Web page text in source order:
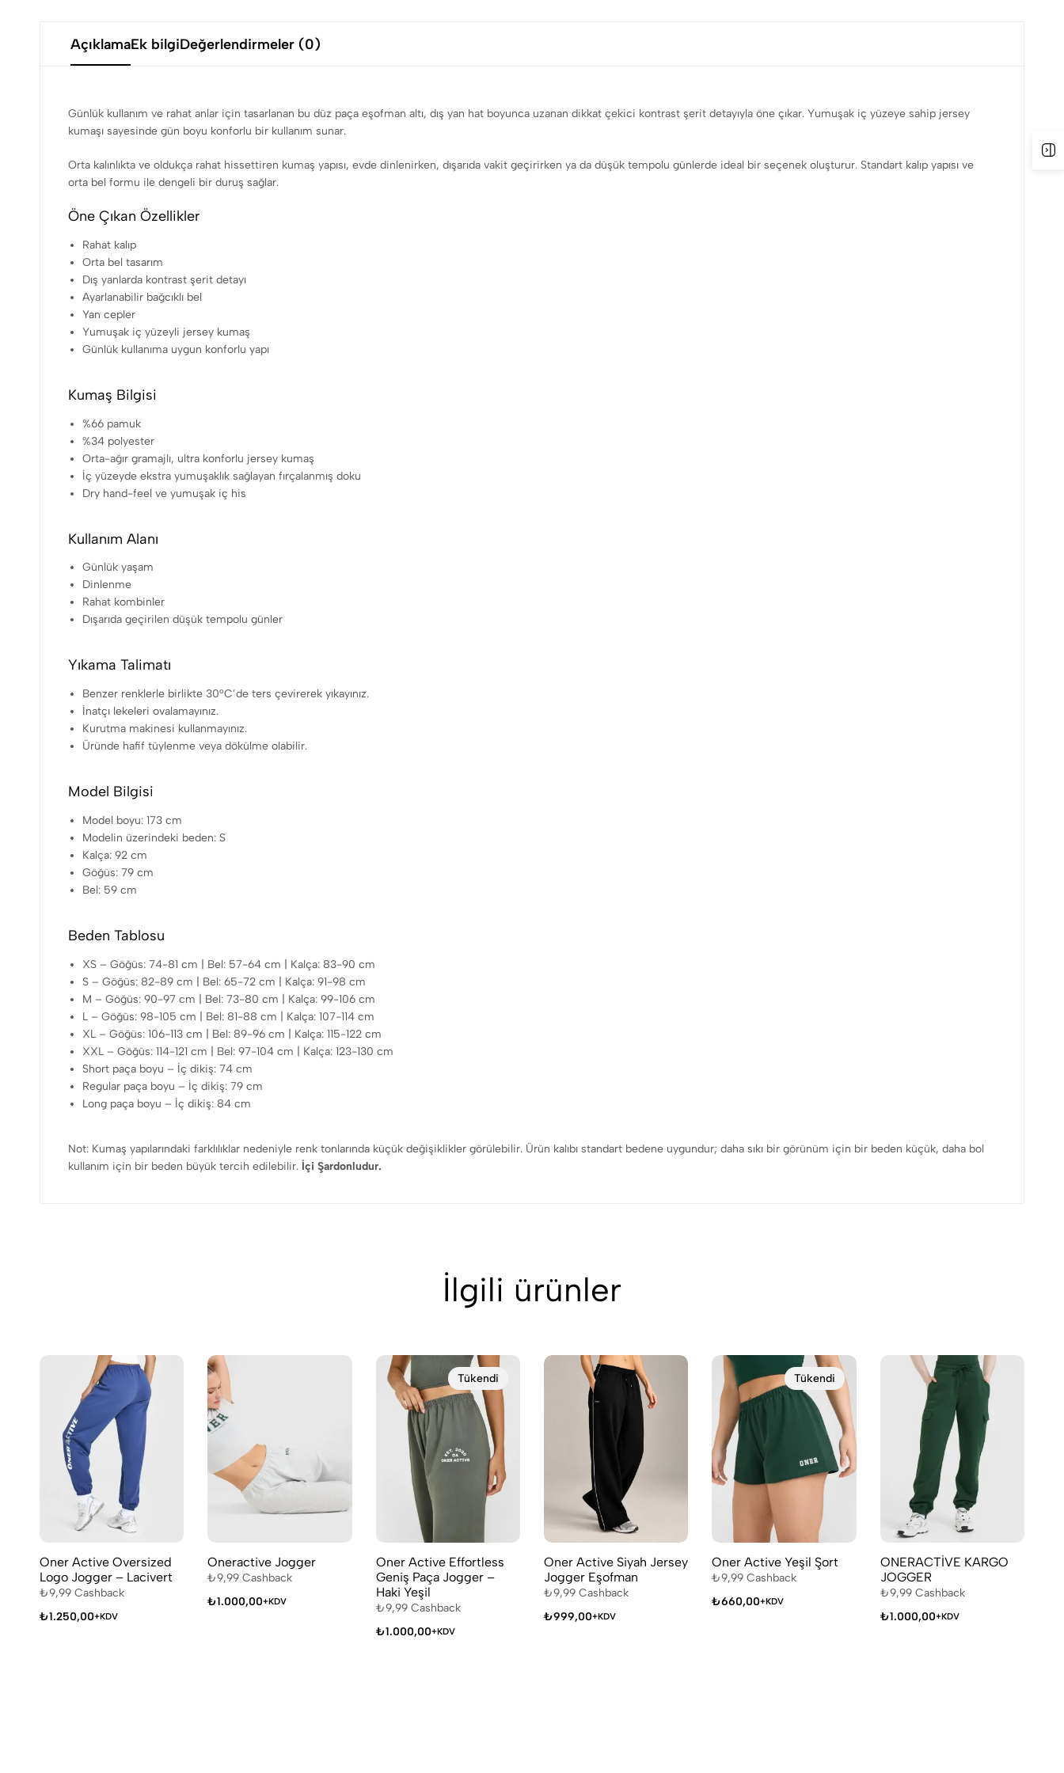
AçıklamaEk bilgiDeğerlendirmeler (0)
Günlük kullanım ve rahat anlar için tasarlanan bu düz paça eşofman altı, dış yan hat boyunca uzanan dikkat çekici kontrast şerit detayıyla öne çıkar. Yumuşak iç yüzeye sahip jersey
kumaşı sayesinde gün boyu konforlu bir kullanım sunar.
Orta kalınlıkta ve oldukça rahat hissettiren kumaş yapısı, evde dinlenirken, dışarıda vakit geçirirken ya da düşük tempolu günlerde ideal bir seçenek oluşturur. Standart kalıp yapısı ve
orta bel formu ile dengeli bir duruş sağlar.
Öne Çıkan Özellikler
Rahat kalıp
Orta bel tasarım
Dış yanlarda kontrast şerit detayı
Ayarlanabilir bağcıklı bel
Yan cepler
Yumuşak iç yüzeyli jersey kumaş
Günlük kullanıma uygun konforlu yapı
Kumaş Bilgisi
%66 pamuk
%34 polyester
Orta-ağır gramajlı, ultra konforlu jersey kumaş
İç yüzeyde ekstra yumuşaklık sağlayan fırçalanmış doku
Dry hand-feel ve yumuşak iç his
Kullanım Alanı
Günlük yaşam
Dinlenme
Rahat kombinler
Dışarıda geçirilen düşük tempolu günler
Yıkama Talimatı
Benzer renklerle birlikte 30°C’de ters çevirerek yıkayınız.
İnatçı lekeleri ovalamayınız.
Kurutma makinesi kullanmayınız.
Üründe hafif tüylenme veya dökülme olabilir.
Model Bilgisi
Model boyu: 173 cm
Modelin üzerindeki beden: S
Kalça: 92 cm
Göğüs: 79 cm
Bel: 59 cm
Beden Tablosu
XS – Göğüs: 74-81 cm | Bel: 57-64 cm | Kalça: 83-90 cm
S – Göğüs: 82-89 cm | Bel: 65-72 cm | Kalça: 91-98 cm
M – Göğüs: 90-97 cm | Bel: 73-80 cm | Kalça: 99-106 cm
L – Göğüs: 98-105 cm | Bel: 81-88 cm | Kalça: 107-114 cm
XL – Göğüs: 106-113 cm | Bel: 89-96 cm | Kalça: 115-122 cm
XXL – Göğüs: 114-121 cm | Bel: 97-104 cm | Kalça: 123-130 cm
Short paça boyu – İç dikiş: 74 cm
Regular paça boyu – İç dikiş: 79 cm
Long paça boyu – İç dikiş: 84 cm
Not: Kumaş yapılarındaki farklılıklar nedeniyle renk tonlarında küçük değişiklikler görülebilir. Ürün kalıbı standart bedene uygundur; daha sıkı bir görünüm için bir beden küçük, daha bol
kullanım için bir beden büyük tercih edilebilir. İçi Şardonludur.
İlgili ürünler
Oner Active Oversized
Logo Jogger – Lacivert
₺9,99 Cashback
₺1.250,00+KDV
Oneractive Jogger
₺9,99 Cashback
₺1.000,00+KDV
Tükendi
Oner Active Effortless
Geniş Paça Jogger –
Haki Yeşil
₺9,99Cashback
₺1.000,00+KDV
Oner Active Siyah Jersey
Jogger Eşofman
₺9,99Cashback
₺999,00+KDV
Tükendi
Oner Active Yeşil Şort
₺9,99 Cashback
₺660,00+KDV
ONERACTİVE KARGO
JOGGER
₺9,99Cashback
₺1.000,00+KDV